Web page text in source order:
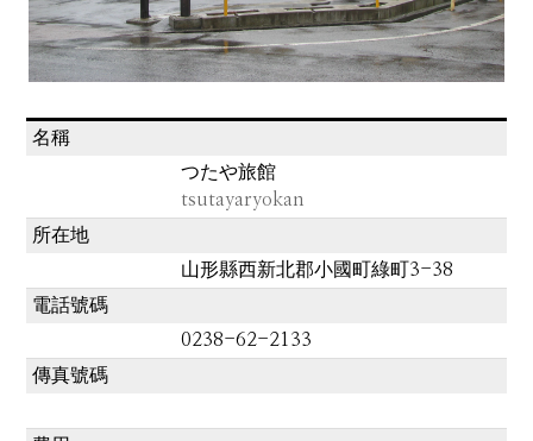
名稱
つたや旅館
tsutayaryokan
所在地
山形縣西新北郡小國町綠町3-38
電話號碼
0238-62-2133
傳真號碼